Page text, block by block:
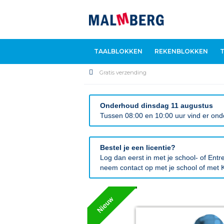
TAALBLOKKEN REKENBLOKKEN
Gratis verzending
Onderhoud dinsdag 11 augustus
Tussen 08:00 en 10:00 uur vind er
Bestel je een licentie?
Log dan eerst in met je school- of
neem contact op met je school of met
naar